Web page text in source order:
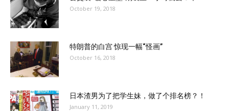
October 19, 2018
特朗普的白宫 惊现一幅“怪画”
October 16, 2018
日本渣男为了把学生妹，做了个排名榜？！
January 11, 2019